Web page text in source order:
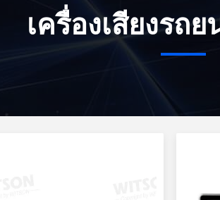
เครื่องเสียงรถ